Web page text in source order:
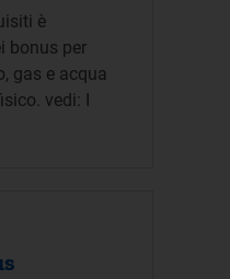
è
bonus per
gas e acqua
vedi: I